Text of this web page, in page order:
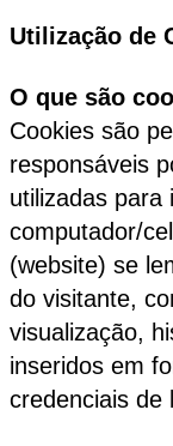
Utilização de
O que são
Cookies são
responsáveis
utilizadas para
computador/
(website) se
do visitante,
visualização,
inseridos em
credenciais de